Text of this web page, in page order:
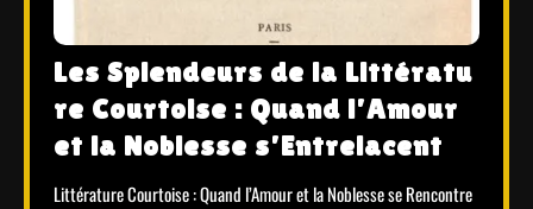
Les Splendeurs de la Littératu
re Courtoise : Quand l’Amour
et la Noblesse s’Entrelacent
Littérature Courtoise : Quand l’Amour et la Noblesse se Rencontre